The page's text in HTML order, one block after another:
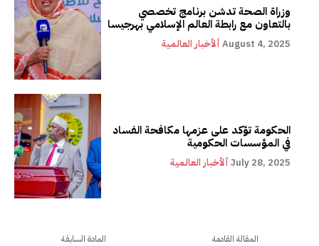
وزراة الصحة تدشن برنامج تخصصي
بالتعاون مع رابطة العالم الإسلامي بهرجيسا
ألأخبار العالمية August 4, 2025
الحكومة تؤكد على عزمها مكافحة الفساد
في المؤسسات الحكومية
ألأخبار العالمية July 28, 2025
المادة السابقة المقالة القادمة